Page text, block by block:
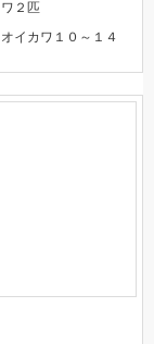
２匹
イカワ１０～１４